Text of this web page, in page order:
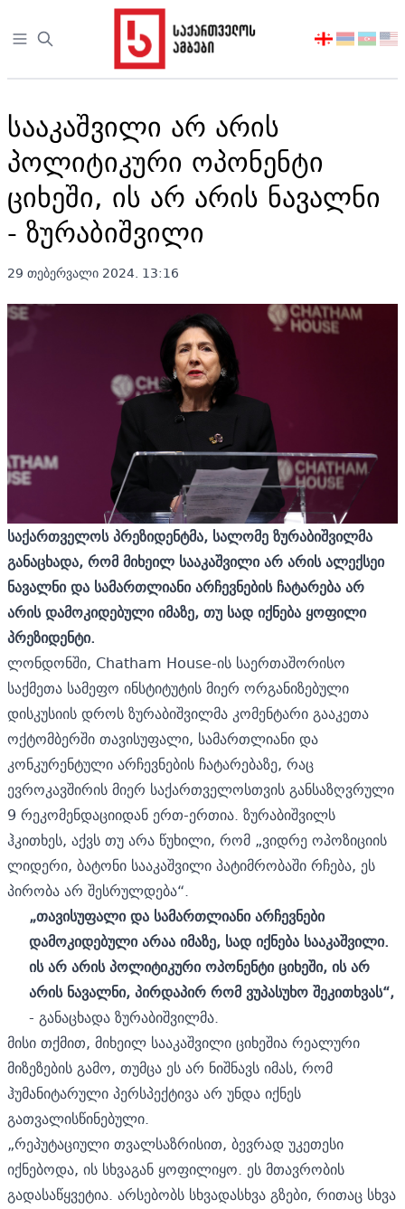
Open sidebar
აირჩიეთ
სააკაშვილი არ არის
პოლიტიკური ოპონენტი
ციხეში, ის არ არის ნავალნი
- ზურაბიშვილი
29 თებერვალი 2024. 13:16
საქართველოს პრეზიდენტმა, სალომე ზურაბიშვილმა
განაცხადა, რომ მიხეილ სააკაშვილი არ არის ალექსეი
ნავალნი და სამართლიანი არჩევნების ჩატარება არ
არის დამოკიდებული იმაზე, თუ სად იქნება ყოფილი
პრეზიდენტი.
ლონდონში, Chatham House-ის საერთაშორისო
საქმეთა სამეფო ინსტიტუტის მიერ ორგანიზებული
დისკუსიის დროს ზურაბიშვილმა კომენტარი გააკეთა
ოქტომბერში თავისუფალი, სამართლიანი და
კონკურენტული არჩევნების ჩატარებაზე, რაც
ევროკავშირის მიერ საქართველოსთვის განსაზღვრული
9 რეკომენდაციიდან ერთ-ერთია. ზურაბიშვილს
ჰკითხეს, აქვს თუ არა წუხილი, რომ „ვიდრე ოპოზიციის
ლიდერი, ბატონი სააკაშვილი პატიმრობაში რჩება, ეს
პირობა არ შესრულდება“.
„თავისუფალი და სამართლიანი არჩევნები
დამოკიდებული არაა იმაზე, სად იქნება სააკაშვილი.
ის არ არის პოლიტიკური ოპონენტი ციხეში, ის არ
არის ნავალნი, პირდაპირ რომ ვუპასუხო შეკითხვას“,
- განაცხადა ზურაბიშვილმა.
მისი თქმით, მიხეილ სააკაშვილი ციხეშია რეალური
მიზეზების გამო, თუმცა ეს არ ნიშნავს იმას, რომ
ჰუმანიტარული პერსპექტივა არ უნდა იქნეს
გათვალისწინებული.
„რეპუტაციული თვალსაზრისით, ბევრად უკეთესი
იქნებოდა, ის სხვაგან ყოფილიყო. ეს მთავრობის
გადასაწყვეტია. არსებობს სხვადასხვა გზები, რითაც სხვა